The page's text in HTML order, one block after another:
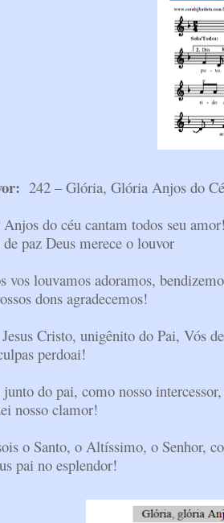
242 – Glória, Glória Anjos do
do céu cantam todos seu
paz Deus merece o louvor
vos louvamos adoramos,
dons agradecemos!
Cristo, unigênito do Pai, Vós
perdoai!
junto do pai, como nosso
nosso clamor!
o Santo, o Altíssimo, o Senhor,
pai no esplendor!